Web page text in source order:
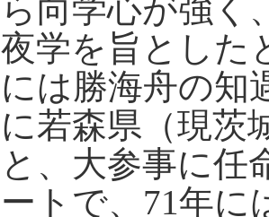
ら向学心が強く
夜学を旨とした
には勝海舟の知
に若森県（現茨
と、大参事に任
ートで、71年に